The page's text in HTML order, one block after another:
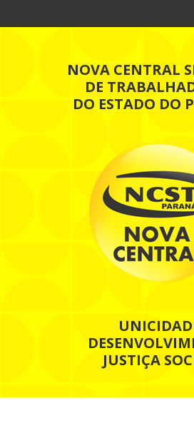
NOVA CENTRAL
DE
DO ESTADO DO
JUSTIÇA